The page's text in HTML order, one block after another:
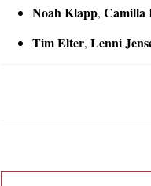
Noah Klapp, Camilla
Tim Elter, Lenni